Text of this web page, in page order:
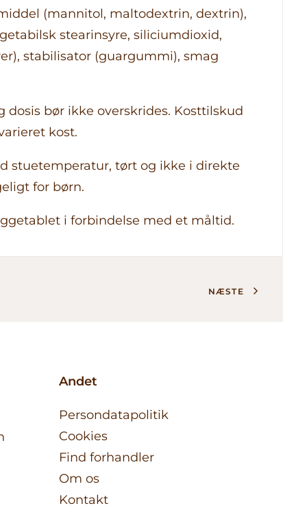
(mannitol, maltodextrin, dextrin),
stearinsyre, siliciumdioxid,
stabilisator (guargummi), smag
dosis bør ikke overskrides. Kosttilskud
kost.
stuetemperatur, tørt og ikke i direkte
for børn.
i forbindelse med et måltid.
NÆSTE
Andet
Persondatapolitik
Cookies
Find forhandler
Om os
Kontakt